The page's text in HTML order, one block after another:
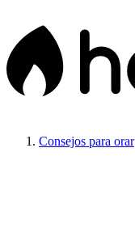
Consejos para orar